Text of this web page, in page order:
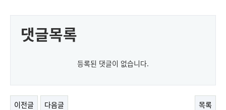
댓글목록
등록된 댓글이 없습니다.
이전글 다음글 목록